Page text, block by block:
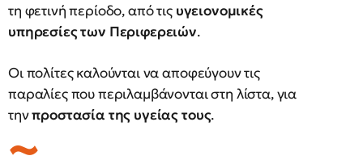
τη φετινή περίοδο, από τις υγειονομικές
υπηρεσίες των Περιφερειών.
Οι πολίτες καλούνται να αποφεύγουν τις
παραλίες που περιλαμβάνονται στη λίστα, για
τηνπροστασία της υγείας τους.